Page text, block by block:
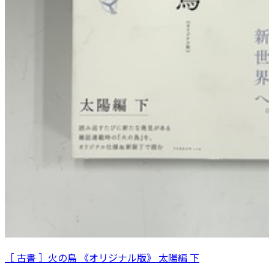
［ 古書 ］火の鳥 《オリジナル版》 太陽編 下